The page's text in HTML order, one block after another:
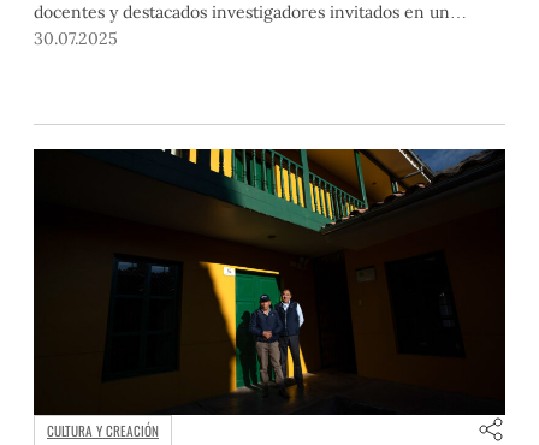
docentes y destacados investigadores invitados en un
espacio de diálogo académico centrado en las múltiples
30.07.2025
CULTURA Y CREACIÓN